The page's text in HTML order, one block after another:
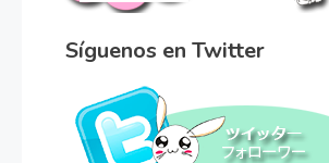
Síguenos en Twitter